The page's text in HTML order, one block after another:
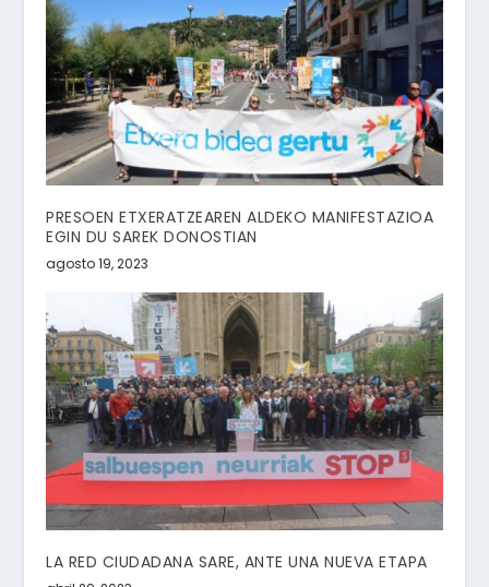
PRESOEN ETXERATZEAREN ALDEKO MANIFESTAZIOA
EGIN DU SAREK DONOSTIAN
agosto 19, 2023
LA RED CIUDADANA SARE, ANTE UNA NUEVA ETAPA